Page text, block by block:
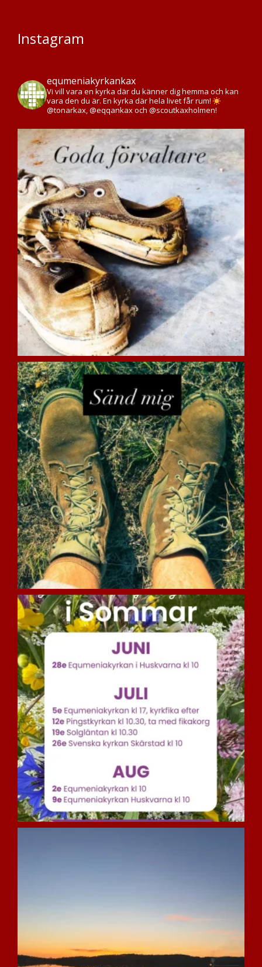
Instagram
equmeniakyrkankax
Vi vill vara en kyrka där du känner dig hemma och kan
vara den du är. En kyrka där hela livet får rum!
@tonarkax, @eqqankax och @scoutkaxholmen!